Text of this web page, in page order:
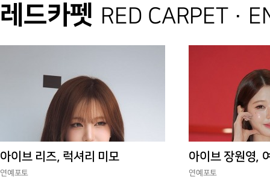
레드카펫 RED CARPET ·
아이브 리즈, 럭셔리 미모
연예포토
아이브 장원영,
연예포토